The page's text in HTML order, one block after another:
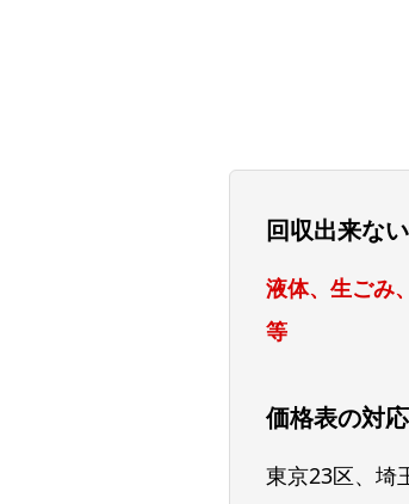
回収出来な
液体、生ごみ
等
価格表の対
東京23区、埼